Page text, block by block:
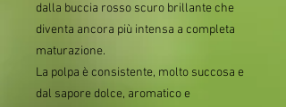
dalla buccia rosso scuro brillante che
diventa ancora più intensa a completa
maturazione.
La polpa è consistente, molto succosa e
dal sapore dolce, aromatico e